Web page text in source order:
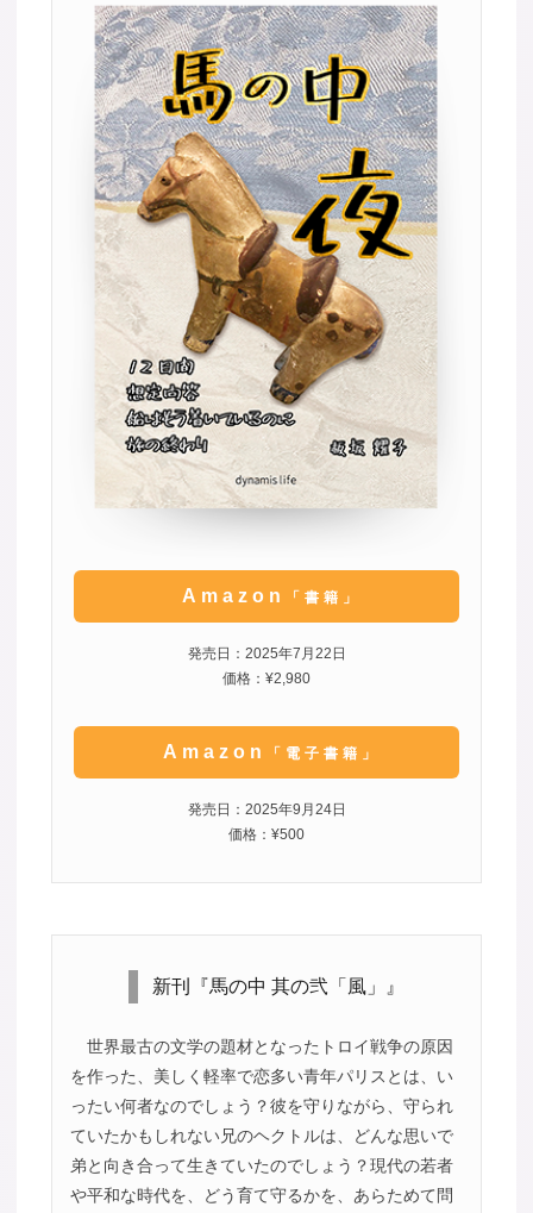
Amazon 「書籍」
発売日：2025年7月22日
価格：¥2,980
Amazon 「電子書籍」
発売日：2025年9月24日
価格：¥500
新刊『馬の中 其の弐「風」』
世界最古の文学の題材となったトロイ戦争の原因
を作った、美しく軽率で恋多い青年パリスとは、い
ったい何者なのでしょう？彼を守りながら、守られ
ていたかもしれない兄のヘクトルは、どんな思いで
弟と向き合って生きていたのでしょう？現代の若者
や平和な時代を、どう育て守るかを、あらためて問